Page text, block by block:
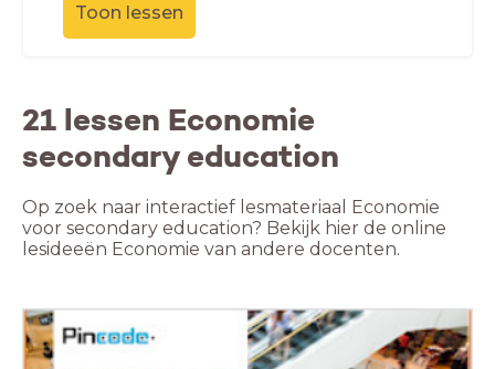
Toon lessen
21 lessen Economie
secondary education
Op zoek naar interactief lesmateriaal Economie
voor secondary education? Bekijk hier de online
lesideeën Economie van andere docenten.